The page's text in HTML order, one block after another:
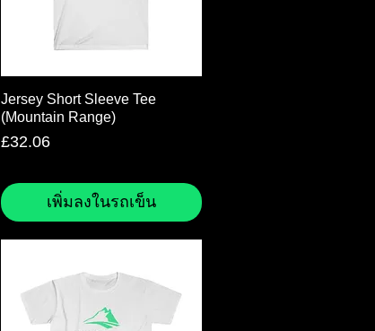
ดูข้อมูลด่วน
Jersey Short Sleeve Tee
(Mountain Range)
ราคา
£32.06
เพิ่มลงในรถเข็น